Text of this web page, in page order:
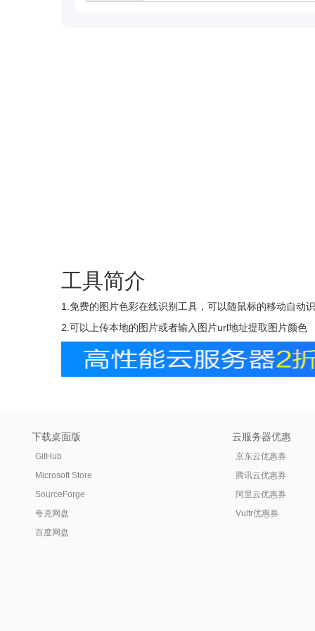
工具简介
1.免费的图片色彩在线识别工具，可以随鼠标的移动自动
2.可以上传本地的图片或者输入图片url地址提取图片颜色
下载桌面版
GitHub
Microsoft Store
SourceForge
夸克网盘
百度网盘
云服务器优惠
京东云优惠券
腾讯云优惠券
阿里云优惠券
Vultr优惠券